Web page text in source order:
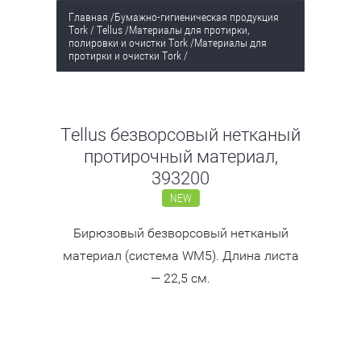
Главная /Бумажно-гигиеническая продукция
Tork / Tellus/Материалы для протирки,
полировки и очистки Tork/Материалы для
протирки и очистки Tork/
Tellus безворсовый нетканый
протирочный материал,
393200
NEW
Бирюзовый безворсовый нетканый
материал (система WM5). Длина листа
— 22,5 см.